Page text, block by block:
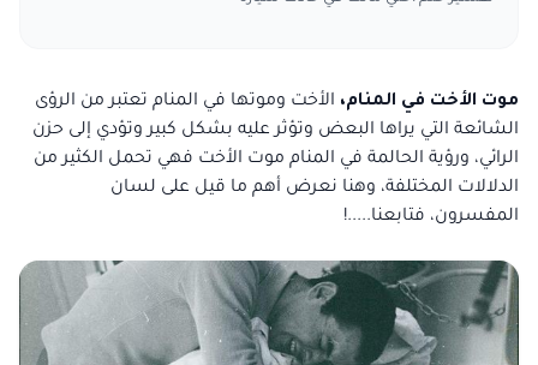
موت الأخت في المنام، الأخت وموتها في المنام تعتبر من الرؤى
الشائعة التي يراها البعض وتؤثر عليه بشكل كبير وتؤدي إلى حزن
الرائي، ورؤية الحالمة في المنام موت الأخت فهي تحمل الكثير من
الدلالات المختلفة، وهنا نعرض أهم ما قيل على لسان
المفسرون، فتابعنا.....!